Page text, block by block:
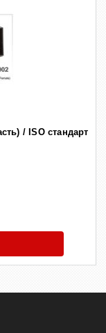
/ ISO стандарт